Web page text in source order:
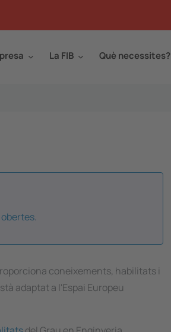
La FIB Què necessites?
.
coneixements, habilitats i
adaptat a l'Espai Europeu